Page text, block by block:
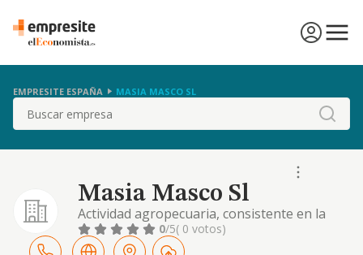
EMPRESITE ESPAÑA MASIA MASCO SL
Buscar
Masia Masco Sl
Actividad agropecuaria, consistente en la
explotacion de cultivos agricolas y granjas
de ganado.
0/5( 0 votos)